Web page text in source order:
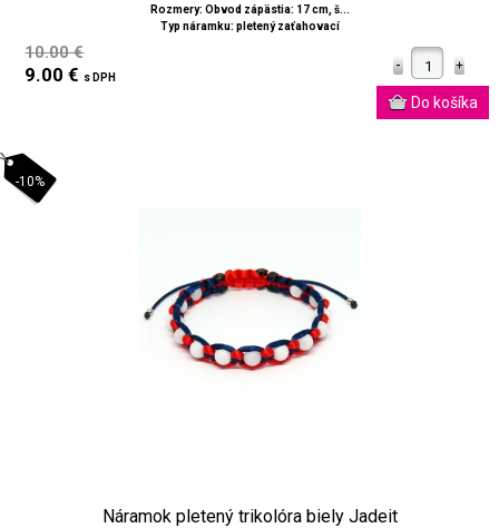
Rozmery: Obvod zápästia: 17 cm, š...
Typ náramku: pletený zaťahovací
10.00 €
9.00 € s DPH
-10%
Náramok pletený trikolóra biely Jadeit